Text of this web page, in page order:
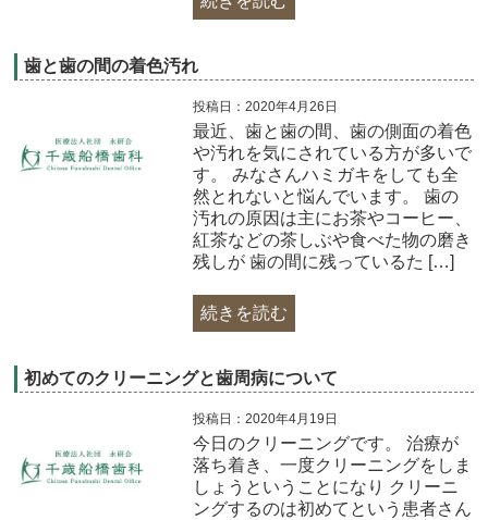
歯と歯の間の着色汚れ
投稿日：2020年4月26日
最近、歯と歯の間、歯の側面の着色
や汚れを気にされている方が多いで
す。 みなさんハミガキをしても全
然とれないと悩んでいます。 歯の
汚れの原因は主にお茶やコーヒー、
紅茶などの茶しぶや食べた物の磨き
残しが 歯の間に残っているた […]
続きを読む
初めてのクリーニングと歯周病について
投稿日：2020年4月19日
今日のクリーニングです。 治療が
落ち着き、一度クリーニングをしま
しょうということになり クリーニ
ングするのは初めてという患者さん